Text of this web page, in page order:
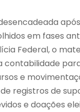
em fases
Federal, o
contabilidade
e
registros de
e doações